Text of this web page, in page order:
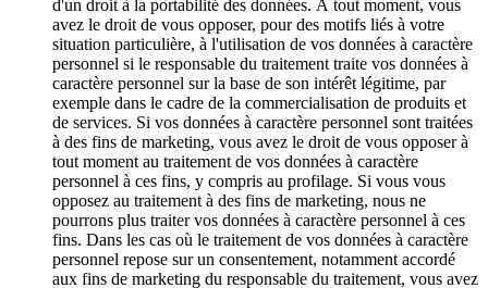
d'un droit à la portabilité des données. À tout moment, vous
avez le droit de vous opposer, pour des motifs liés à votre
situation particulière, à l'utilisation de vos données à caractère
personnel si le responsable du traitement traite vos données à
caractère personnel sur la base de son intérêt légitime, par
exemple dans le cadre de la commercialisation de produits et
de services. Si vos données à caractère personnel sont traitées
à des fins de marketing, vous avez le droit de vous opposer à
tout moment au traitement de vos données à caractère
personnel à ces fins, y compris au profilage. Si vous vous
opposez au traitement à des fins de marketing, nous ne
pourrons plus traiter vos données à caractère personnel à ces
fins. Dans les cas où le traitement de vos données à caractère
personnel repose sur un consentement, notamment accordé
aux fins de marketing du responsable du traitement, vous avez